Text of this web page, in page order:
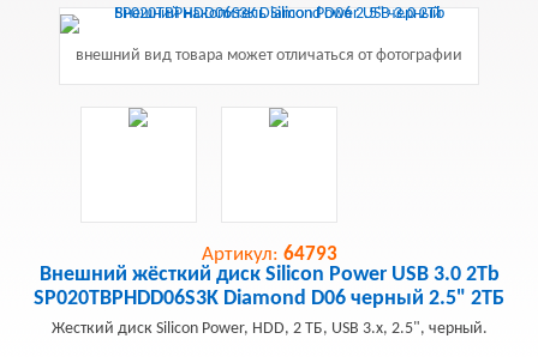
внешний вид товара может отличаться от фотографии
Артикул: 64793
Внешний жёсткий диск Silicon Power USB 3.0 2Tb
SP020TBPHDD06S3K Diamond D06 черный 2.5" 2ТБ
Жесткий диск Silicon Power, HDD, 2 ТБ, USB 3.x, 2.5", черный.